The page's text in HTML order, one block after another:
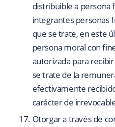
distribuible a persona
integrantes personas
que se trate, en este
persona moral con
autorizada para
se trate de la
efectivamente
carácter de
Otorgar a través de